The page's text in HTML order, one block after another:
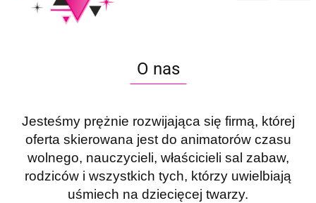
O nas
Jesteśmy prężnie rozwijająca się firmą, której
oferta skierowana jest do animatorów czasu
wolnego, nauczycieli, właścicieli sal zabaw,
rodziców i wszystkich tych, którzy uwielbiają
uśmiech na dziecięcej twarzy.